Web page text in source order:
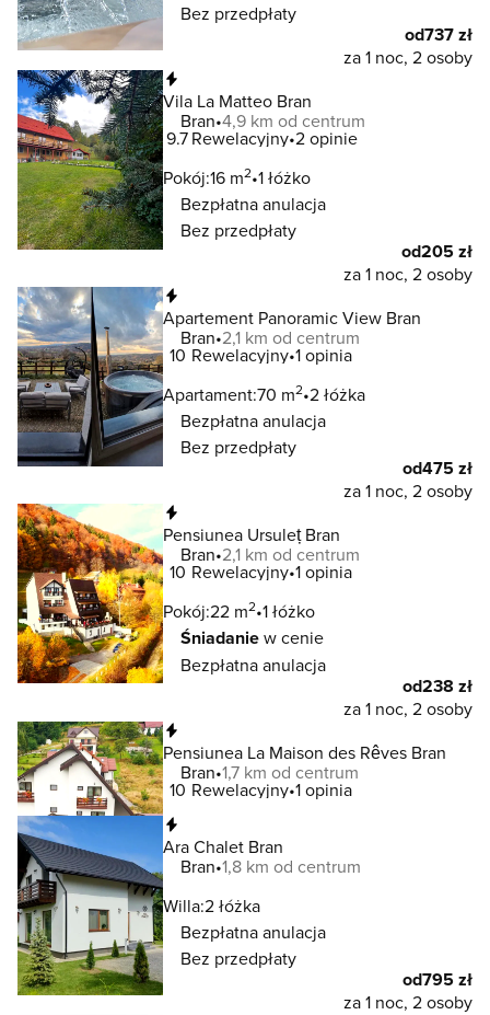
Bez przedpłaty
od737 zł
za 1 noc, 2 osoby
Vila La Matteo Bran
Bran 4,9 km od centrum
9.7Rewelacyjny 2 opinie
Pokój:16 m2 1 łóżko
Bezpłatna anulacja
Bez przedpłaty
od205 zł
za 1 noc, 2 osoby
Apartement Panoramic View Bran
Bran 2,1 km od centrum
10 Rewelacyjny 1 opinia
Apartament:70 m2 2 łóżka
Bezpłatna anulacja
Bez przedpłaty
od475 zł
za 1 noc, 2 osoby
Pensiunea Ursuleț Bran
Bran 2,1 km od centrum
10 Rewelacyjny 1 opinia
Pokój:22 m2 1 łóżko
Śniadaniew cenie
Bezpłatna anulacja
od238 zł
za 1 noc, 2 osoby
Pensiunea La Maison des Rêves Bran
Bran 1,7 km od centrum
10 Rewelacyjny 1 opinia
Ara Chalet Bran
Bran 1,8 km od centrum
Willa:2 łóżka
Bezpłatna anulacja
Bez przedpłaty
od795 zł
za 1 noc, 2 osoby